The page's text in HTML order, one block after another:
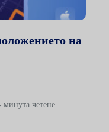
на
минута четене